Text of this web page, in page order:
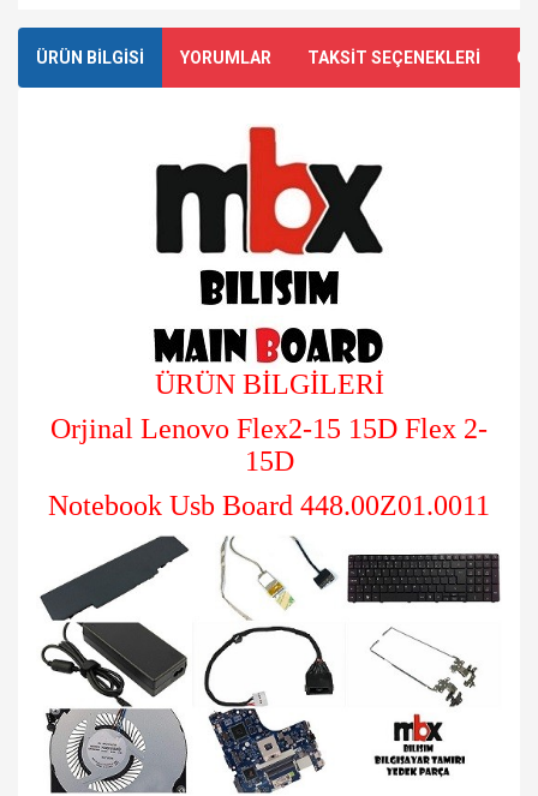
ÜRÜN BİLGİSİ YORUMLAR TAKSİT SEÇENEKLERİ
ÜRÜN BİLGİLERİ
Orjinal Lenovo Flex2-15 15D Flex 2-
15D
Notebook Usb Board 448.00Z01.0011